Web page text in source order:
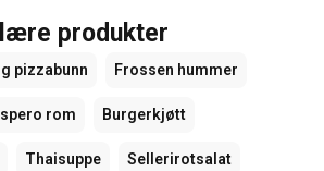
produkter
pizzabunn Frossen hummer
rom Burgerkjøtt
Thaisuppe Sellerirotsalat